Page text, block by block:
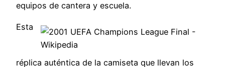
equipos de cantera y escuela.
Esta
réplica auténtica de la camiseta que llevan los